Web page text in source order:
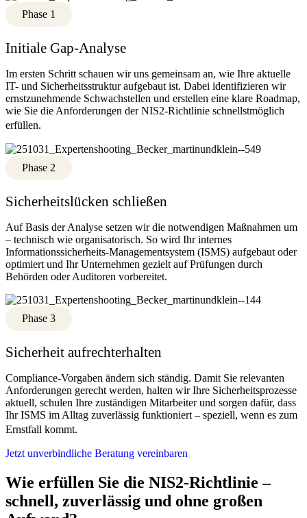
Phase 1
Initiale Gap-Analyse
Im ersten Schritt schauen wir uns gemeinsam an, wie Ihre aktuelle
IT- und Sicherheitsstruktur aufgebaut ist. Dabei identifizieren wir
ernstzunehmende Schwachstellen und erstellen eine klare Roadmap,
wie Sie die Anforderungen der NIS2-Richtlinie schnellstmöglich
erfüllen.
Phase 2
Sicherheitslücken schließen
Auf Basis der Analyse setzen wir die notwendigen Maßnahmen um
– technisch wie organisatorisch. So wird Ihr internes
Informationssicherheits-Managementsystem (ISMS) aufgebaut oder
optimiert und Ihr Unternehmen gezielt auf Prüfungen durch
Behörden oder Auditoren vorbereitet.
Phase 3
Sicherheit aufrechterhalten
Compliance-Vorgaben ändern sich ständig. Damit Sie relevanten
Anforderungen gerecht werden, halten wir Ihre Sicherheitsprozesse
aktuell, schulen Ihre zuständigen Mitarbeiter und sorgen dafür, dass
Ihr ISMS im Alltag zuverlässig funktioniert – speziell, wenn es zum
Ernstfall kommt.
Jetzt unverbindliche Beratung vereinbaren
Wie erfüllen Sie die NIS2-Richtlinie –
schnell, zuverlässig und ohne großen